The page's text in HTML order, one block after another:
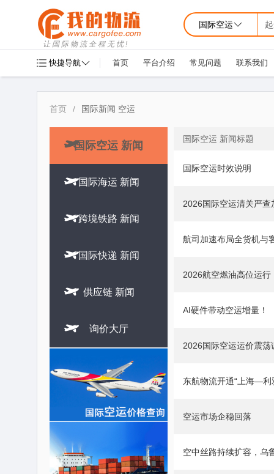
让国际物流全程无忧!
国际空运
快捷导航 首页 平台介绍 常见问题 联系我们
首页 / 国际新闻 空运
国际空运 新闻
国际海运 新闻
跨境铁路 新闻
国际快递 新闻
 供应链 新闻
 询价大厅
国际空运 新闻标题
国际空运时效说明
2026国际空运清关严
航司加速布局全货机与
2026航空燃油高位运
AI硬件带动空运增量！
2026国际空运运价震荡
东航物流开通“上海—
空运市场企稳回落
空中丝路持续扩容，乌